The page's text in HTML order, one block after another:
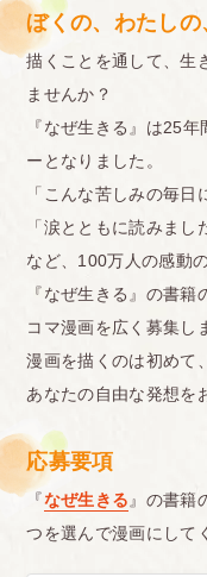
ぼくの、わたし
描くことを通して、生
ませんか？
『なぜ生きる』は25
ーとなりました。
「こんな苦しみの毎
「涙とともに読みまし
など、100万人の感動
『なぜ生きる』の書
コマ漫画を広く募集し
漫画を描くのは初めて
あなたの自由な発想を
応募要項
『なぜ生きる 』の書籍
つを選んで漫画にして